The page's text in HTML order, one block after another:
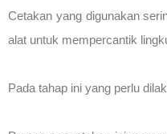
Cetakan yang digunakan
alat untuk mempercantik
Pada tahap ini yang perlu